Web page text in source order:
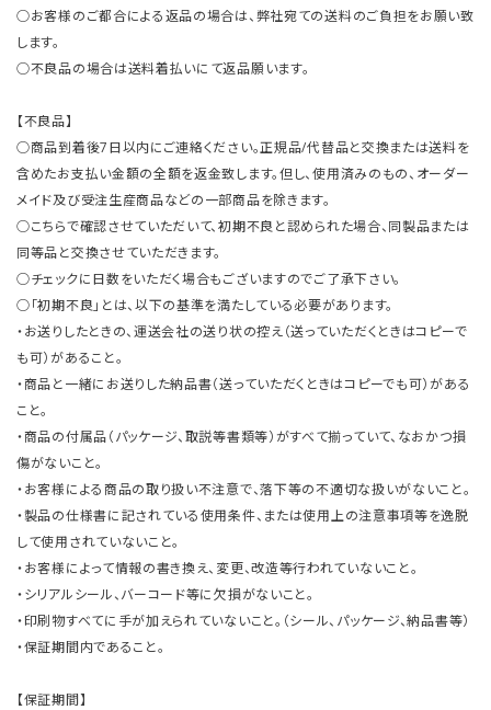
○お客様のご都合による返品の場合は、弊社宛ての送料のご負担をお願い致
します。
○不良品の場合は送料着払いにて返品願います。
【不良品】
○商品到着後7日以内にご連絡ください。正規品/代替品と交換または送料を
含めたお支払い金額の全額を返金致します。但し、使用済みのもの、オーダー
メイド及び受注生産商品などの一部商品を除きます。
○こちらで確認させていただいて、初期不良と認められた場合、同製品または
同等品と交換させていただきます。
○チェックに日数をいただく場合もございますのでご了承下さい。
○「初期不良」とは、以下の基準を満たしている必要があります。
・お送りしたときの、運送会社の送り状の控え（送っていただくときはコピーで
も可）があること。
・商品と一緒にお送りした納品書（送っていただくときはコピーでも可）がある
こと。
・商品の付属品（パッケージ、取説等書類等）がすべて揃っていて、なおかつ損
傷がないこと。
・お客様による商品の取り扱い不注意で、落下等の不適切な扱いがないこと。
・製品の仕様書に記されている使用条件、または使用上の注意事項等を逸脱
して使用されていないこと。
・お客様によって情報の書き換え、変更、改造等行われていないこと。
・シリアルシール、バーコード等に欠損がないこと。
・印刷物すべてに手が加えられていないこと。（シール、パッケージ、納品書等）
・保証期間内であること。
【保証期間】